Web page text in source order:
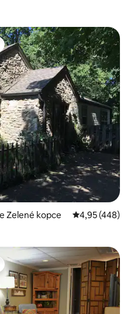
Zelené kopce Priemerné
4,95 (448)